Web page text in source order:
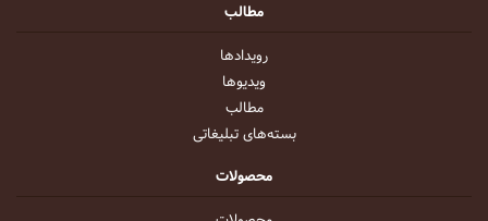
مطالب
رویداد‌ها
ویدیو‌ها
مطالب
بسته‌های تبلیغاتی
محصولات